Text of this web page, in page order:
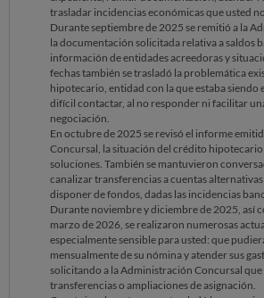
adjuntando extracto y justificante de ingreso.
se resolvieron sus dudas relativas a la
necesidad de que cualquier importe ingresara
por la Administración Concursal para evitar
Finalmente, el 20 de abril se le remitió la
Administración Concursal el día 15,
recepción.
Por todo ello, debemos indicarle con claridad
estado abandonado ni desatendido. Muy al
una intensa actividad de seguimiento,
constante con terceros. Las principales
actuación del despacho, sino de factores
dificultad para localizar y obtener respuesta
y por otro, la lentitud o falta de agilidad de la
en determinadas autorizaciones y decisiones,
cual hemos venido actuando de forma
cada incidencia y proteger sus intereses.
Entendemos perfectamente su postura, no
trasladar incidencias económicas que usted
Durante septiembre de 2025 se remitió a la
la documentación solicitada relativa a saldos
información de entidades acreedoras y
fechas también se trasladó la problemática
hipotecario, entidad con la que estaba
difícil contactar, al no responder ni facilitar
negociación.
En octubre de 2025 se revisó el informe
Concursal, la situación del crédito hipotecario
soluciones. También se mantuvieron
canalizar transferencias a cuentas
disponer de fondos, dadas las incidencias
Durante noviembre y diciembre de 2025, así
marzo de 2026, se realizaron numerosas
especialmente sensible para usted: que
mensualmente de su nómina y atender sus
solicitando a la Administración Concursal
transferencias o ampliaciones de asignación.